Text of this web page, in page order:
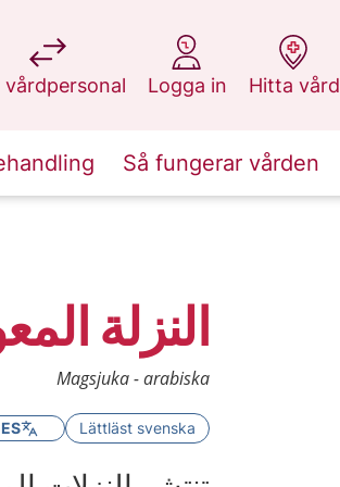
vårdpersonal
at 1177.se
Logga in
at 1177.se
Hitta vård
at 1177.se
Så fungerar vården
النزلة
Magsjuka - arabiska
Lättläst svenska